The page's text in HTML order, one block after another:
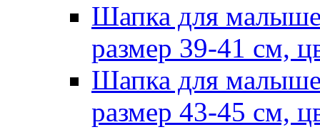
Шапка для
размер 39-41 см,
Шапка для
размер 43-45 см,